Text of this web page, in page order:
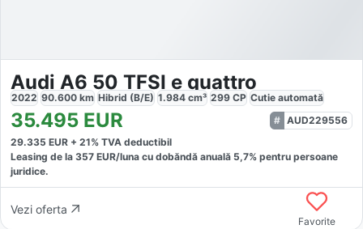
Audi A6 50 TFSI e quattro
2022 90.600 km Hibrid (B/E) 1.984 cm³ 299 CP Cutie automată
35.495 EUR
AUD229556
29.335 EUR + 21% TVA deductibil
Leasing de la 357 EUR/luna cu dobăndă anuală 5,7% pentru persoane
juridice.
Vezi oferta
Favorite